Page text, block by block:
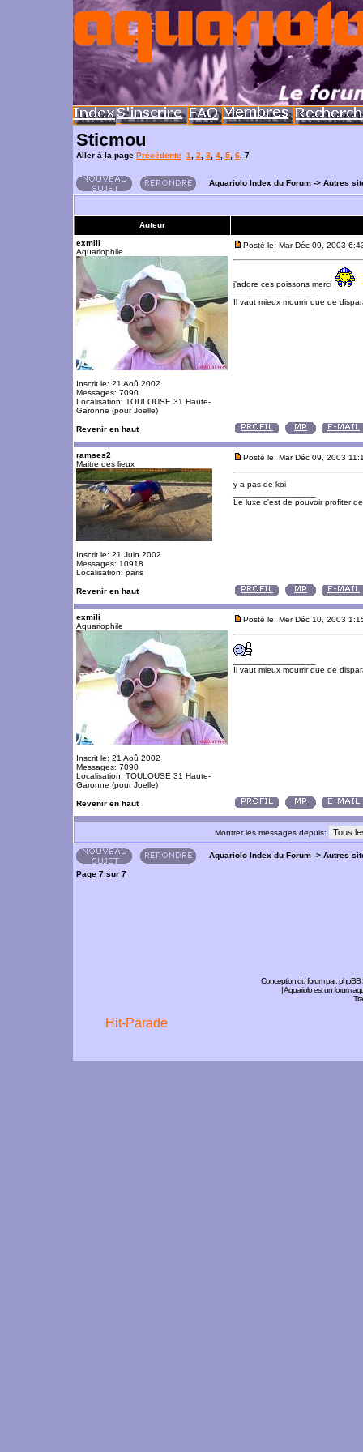
Sticmou
Aller à la page Précédente 1 2 3 4 5 6 7
Aquariolo Index du Forum -> Autres
Auteur
exmili
Aquariophile
Inscrit le: 21 Aoû 2002
Messages: 7090
Localisation: TOULOUSE 31 Haute-
Garonne (pour Joelle)
Posté le: Mar Déc 09, 2003
j'adore ces poissons merci
Il vaut mieux mourrir que de
Revenir en haut
ramses2
Maitre des lieux
Inscrit le: 21 Juin 2002
Messages: 10918
Localisation: paris
Posté le: Mar Déc 09, 2003
y a pas de koi
Le luxe c'est de pouvoir profiter
Revenir en haut
exmili
Aquariophile
Inscrit le: 21 Aoû 2002
Messages: 7090
Localisation: TOULOUSE 31 Haute-
Garonne (pour Joelle)
Posté le: Mer Déc 10, 2003
Il vaut mieux mourrir que de
Revenir en haut
Montrer les messages depuis:
Aquariolo Index du Forum -> Autres
Page 7 sur 7
Conception du forum par:phpBB
| Aquariolo est un forum